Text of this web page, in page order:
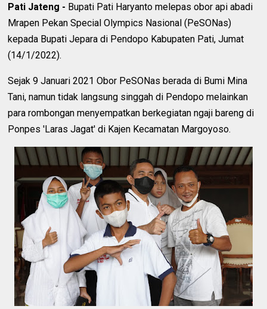
Pati Jateng - Bupati Pati Haryanto melepas obor api abadi
Mrapen Pekan Special Olympics Nasional (PeSONas)
kepada Bupati Jepara di Pendopo Kabupaten Pati, Jumat
(14/1/2022).
Sejak 9 Januari 2021 Obor PeSONas berada di Bumi Mina
Tani, namun tidak langsung singgah di Pendopo melainkan
para rombongan menyempatkan berkegiatan ngaji bareng di
Ponpes 'Laras Jagat' di Kajen Kecamatan Margoyoso.